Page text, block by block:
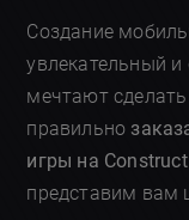
Создание
увлекательный
мечтают
правильно
игры на
представим вам